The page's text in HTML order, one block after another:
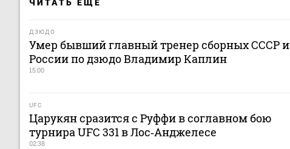
ЧИТАТЬ ЕЩЕ
ДЗЮДО
Умер бывший главный тренер сборных СССР и
России по дзюдо Владимир Каплин
15:00
UFC
Царукян сразится с Руффи в соглавном бою
турнира UFC 331 в Лос‑Анджелесе
02:38